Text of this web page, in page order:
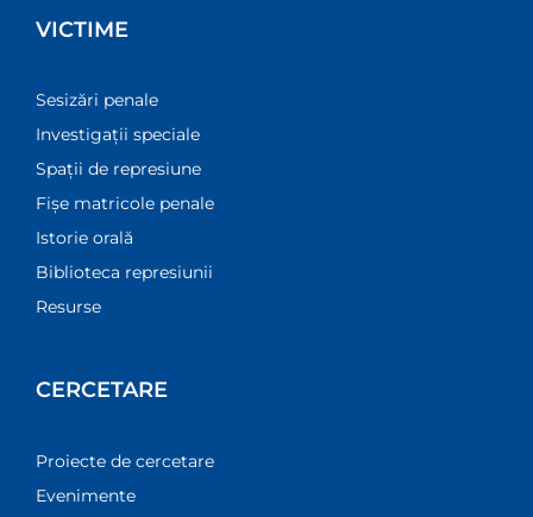
VICTIME
Sesizări penale
Investigații speciale
Spații de represiune
Fișe matricole penale
Istorie orală
Biblioteca represiunii
Resurse
CERCETARE
Proiecte de cercetare
Evenimente